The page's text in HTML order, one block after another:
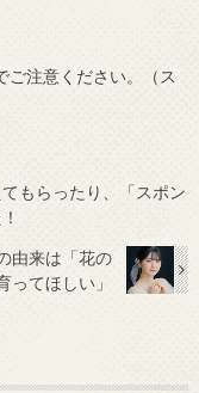
ご注意ください。（ス
もらったり、「スポン
由来は「花の
ってほしい」